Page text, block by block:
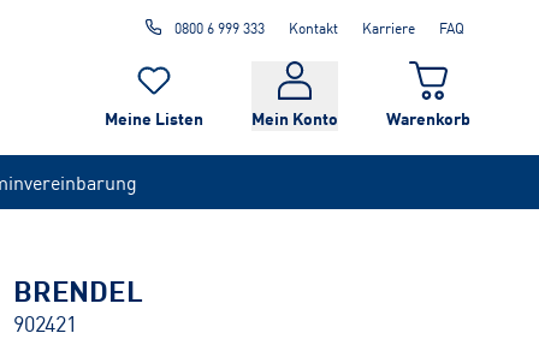
0800 6 999 333 Kontakt Karriere FAQ
Meine Listen Mein Konto Warenkorb
BRENDEL
902421